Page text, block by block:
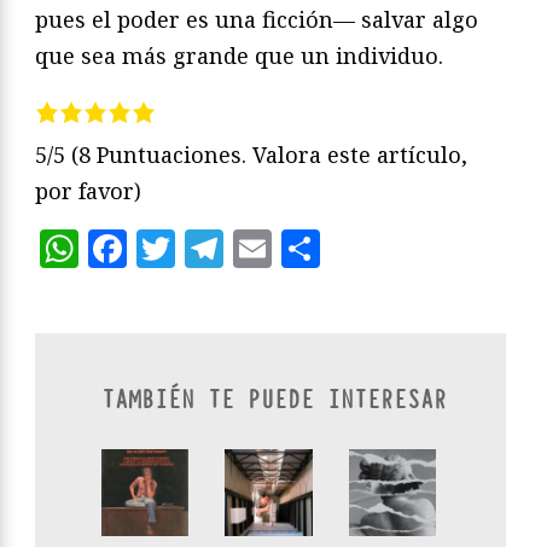
pues el poder es una ficción— salvar algo
que sea más grande que un individuo.
5/5 (8 Puntuaciones. Valora este artículo,
por favor)
WhatsApp
Facebook
Twitter
Telegram
Email
TAMBIÉN TE PUEDE INTERESAR